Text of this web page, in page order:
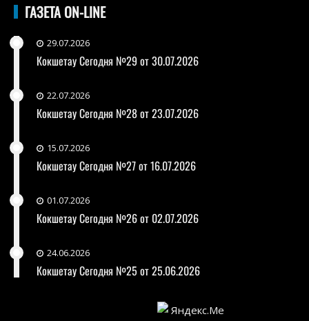
ГАЗЕТА ON-LINE
29.07.2026
Кокшетау Сегодня №29 от 30.07.2026
22.07.2026
Кокшетау Сегодня №28 от 23.07.2026
15.07.2026
Кокшетау Сегодня №27 от 16.07.2026
01.07.2026
Кокшетау Сегодня №26 от 02.07.2026
24.06.2026
Кокшетау Сегодня №25 от 25.06.2026